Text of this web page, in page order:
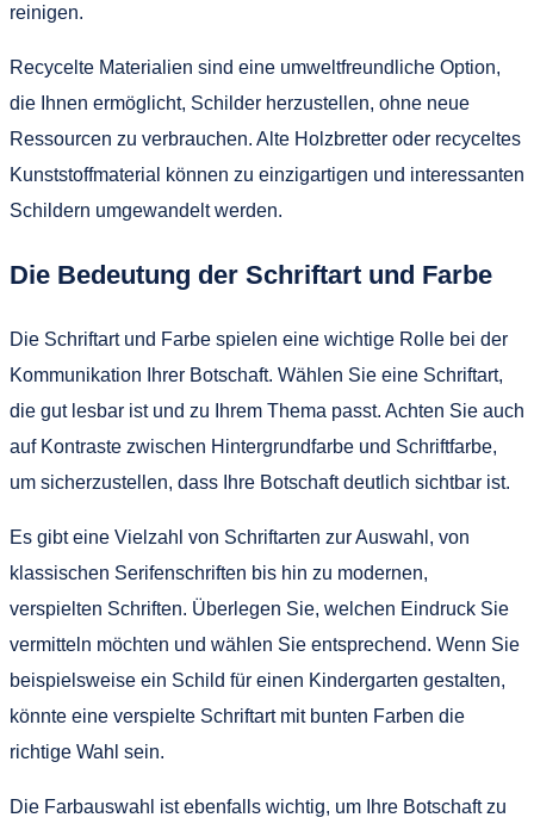
reinigen.
Recycelte Materialien sind eine umweltfreundliche Option,
die Ihnen ermöglicht, Schilder herzustellen, ohne neue
Ressourcen zu verbrauchen. Alte Holzbretter oder recyceltes
Kunststoffmaterial können zu einzigartigen und interessanten
Schildern umgewandelt werden.
Die Bedeutung der Schriftart und Farbe
Die Schriftart und Farbe spielen eine wichtige Rolle bei der
Kommunikation Ihrer Botschaft. Wählen Sie eine Schriftart,
die gut lesbar ist und zu Ihrem Thema passt. Achten Sie auch
auf Kontraste zwischen Hintergrundfarbe und Schriftfarbe,
um sicherzustellen, dass Ihre Botschaft deutlich sichtbar ist.
Es gibt eine Vielzahl von Schriftarten zur Auswahl, von
klassischen Serifenschriften bis hin zu modernen,
verspielten Schriften. Überlegen Sie, welchen Eindruck Sie
vermitteln möchten und wählen Sie entsprechend. Wenn Sie
beispielsweise ein Schild für einen Kindergarten gestalten,
könnte eine verspielte Schriftart mit bunten Farben die
richtige Wahl sein.
Die Farbauswahl ist ebenfalls wichtig, um Ihre Botschaft zu